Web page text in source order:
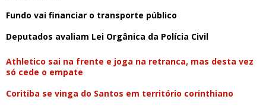
Fundo vai financiar o transporte público
Deputados avaliam Lei Orgânica da Polícia Civil
Athletico sai na frente e joga na retranca, mas desta vez
só cede o empate
Coritiba se vinga do Santos em território corinthiano